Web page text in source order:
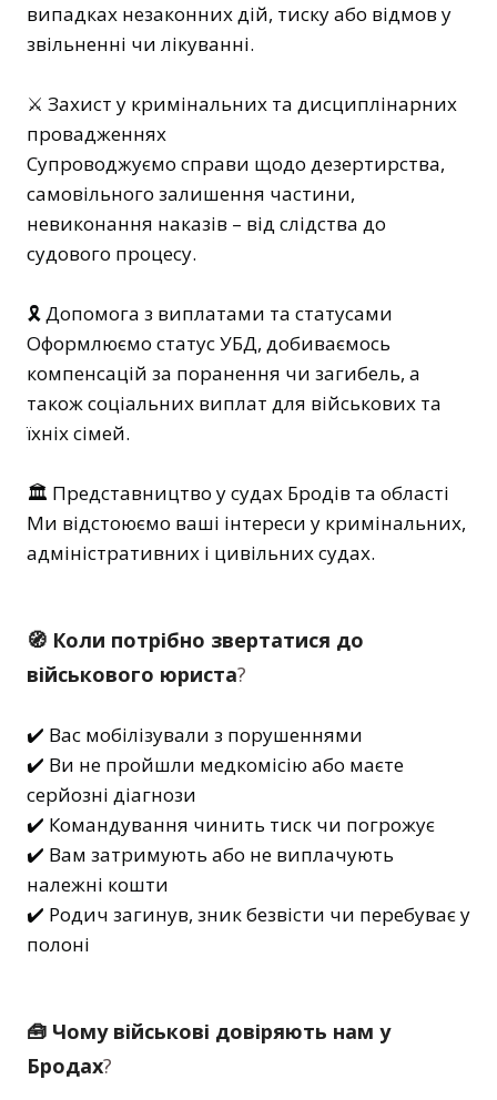
випадках незаконних дій, тиску або відмов у
звільненні чи лікуванні.
⚔️ Захист у кримінальних та дисциплінарних
провадженнях
Супроводжуємо справи щодо дезертирства,
самовільного залишення частини,
невиконання наказів – від слідства до
судового процесу.
🎗️ Допомога з виплатами та статусами
Оформлюємо статус УБД, добиваємось
компенсацій за поранення чи загибель, а
також соціальних виплат для військових та
їхніх сімей.
🏛️ Представництво у судах Бродів та області
Ми відстоюємо ваші інтереси у кримінальних,
адміністративних і цивільних судах.
🧭 Коли потрібно звертатися до
військового юриста?
✔️ Вас мобілізували з порушеннями
✔️ Ви не пройшли медкомісію або маєте
серйозні діагнози
✔️ Командування чинить тиск чи погрожує
✔️ Вам затримують або не виплачують
належні кошти
✔️ Родич загинув, зник безвісти чи перебуває у
полоні
🧰 Чому військові довіряють нам у
Бродах?